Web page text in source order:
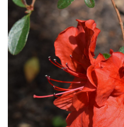
Accueil Boutique
AZALEA